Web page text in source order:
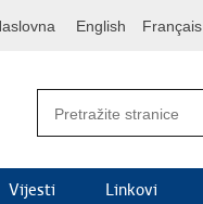
English Français
Vijesti Linkovi